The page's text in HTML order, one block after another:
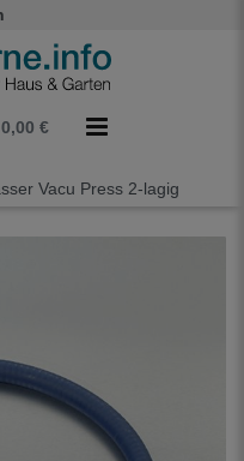
0,00 €
Vacu Press 2-lagig